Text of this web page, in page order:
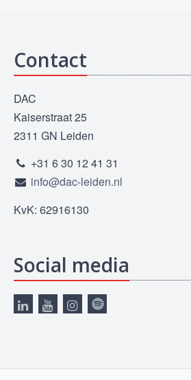
Contact
DAC
Kaiserstraat 25
2311 GN Leiden
+31 6 30 12 41 31
info@dac-leiden.nl
KvK: 62916130
Social media